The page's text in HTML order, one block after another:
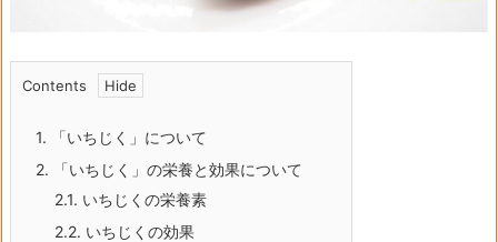
Contents
1. 「いちじく」について
2. 「いちじく」の栄養と効果について
2.1. いちじくの栄養素
2.2. いちじくの効果